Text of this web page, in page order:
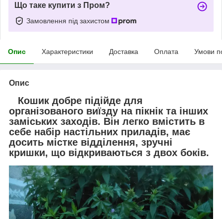
Що таке купити з Пром?
Замовлення під захистом
Опис Характеристики Доставка Оплата Умови
Опис
Кошик добре підійде для
організованого виїзду на пікнік та інших
заміських заходів. Він легко вмістить в
себе набір настільних приладів, має
досить містке відділення, зручні
кришки, що відкриваються з двох боків.